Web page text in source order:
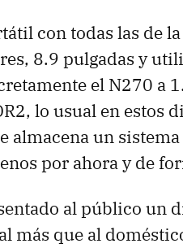
con todas las de
8.9 pulgadas y
el N270 a
lo usual en estos
almacena un
por ahora y de
al público un
que al